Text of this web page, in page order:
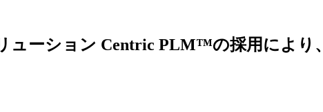
ューション Centric PLM™の採用により、